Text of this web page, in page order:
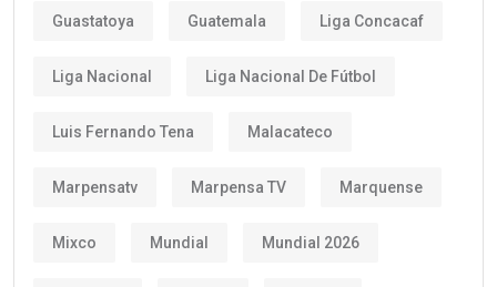
Guastatoya Guatemala Liga Concacaf
Liga Nacional Liga Nacional De Fútbol
Luis Fernando Tena Malacateco
Marpensatv Marpensa TV Marquense
Mixco Mundial Mundial 2026